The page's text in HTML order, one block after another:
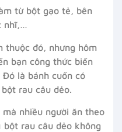
từ bột gạo tẻ, bên
nhĩ,…
thuộc đó, nhưng hôm
bạn công thức biến
là bánh cuốn có
rau câu dẻo.
nhiều người ăn theo
rau câu dẻo không